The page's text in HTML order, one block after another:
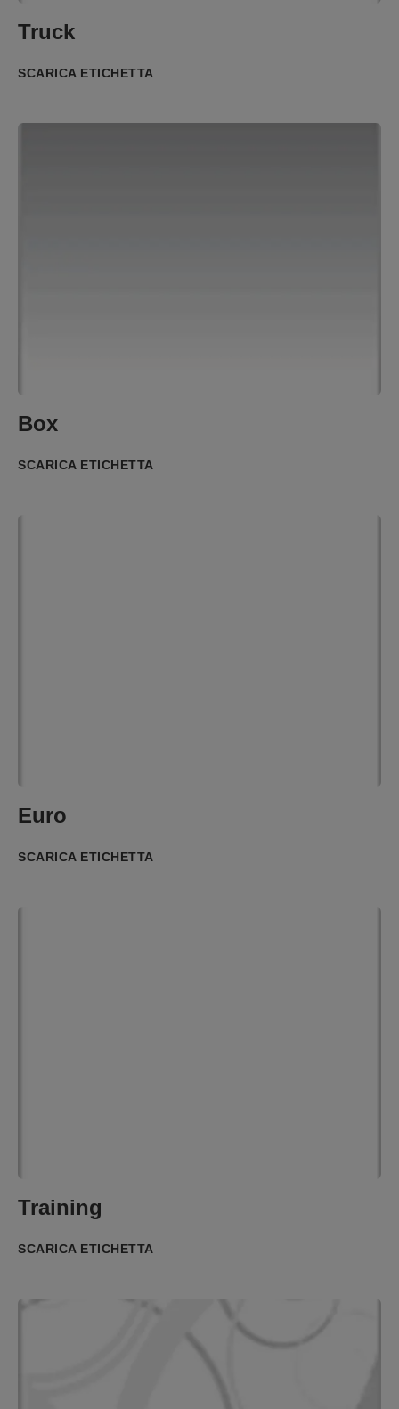
Truck
SCARICA ETICHETTA
Box
SCARICA ETICHETTA
Euro
SCARICA ETICHETTA
Training
SCARICA ETICHETTA